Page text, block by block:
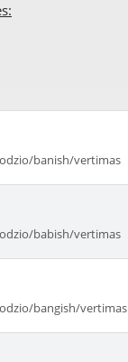
banish/vertimas
babish/vertimas
bangish/vertimas